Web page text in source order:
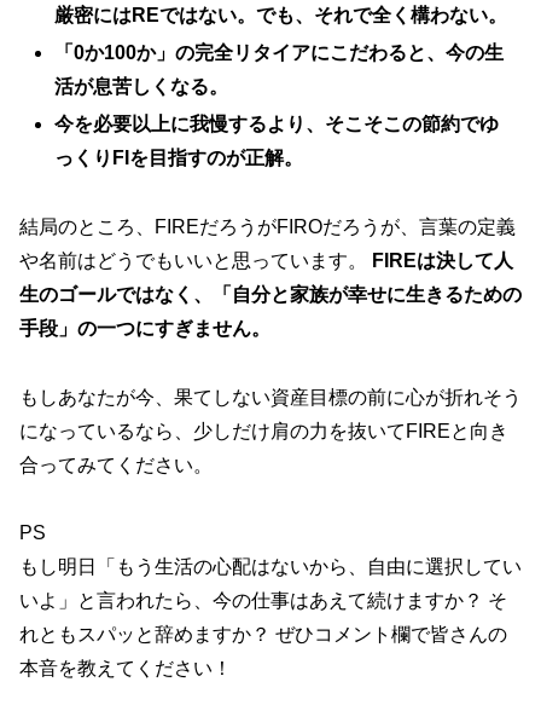
厳密にはREではない。でも、それで全く構わない。
「0か100か」の完全リタイアにこだわると、今の生
活が息苦しくなる。
今を必要以上に我慢するより、そこそこの節約でゆ
っくりFIを目指すのが正解。
結局のところ、FIREだろうがFIROだろうが、言葉の定義
や名前はどうでもいいと思っています。
FIREは決して人
生のゴールではなく、「自分と家族が幸せに生きるための
手段」の一つにすぎません。
もしあなたが今、果てしない資産目標の前に心が折れそう
になっているなら、少しだけ肩の力を抜いてFIREと向き
合ってみてください。
PS
もし明日「もう生活の心配はないから、自由に選択してい
いよ」と言われたら、今の仕事はあえて続けますか？ そ
れともスパッと辞めますか？ ぜひコメント欄で皆さんの
本音を教えてください！